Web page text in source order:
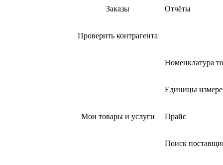
Заказы Отчёты
Проверить контрагента
Мои товары и услуги
Номенклатура
Единицы
Прайс
Поиск